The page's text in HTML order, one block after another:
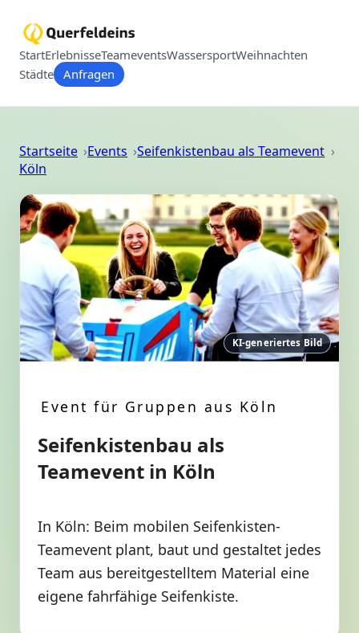
StartErlebnisseTeameventsWassersportWeihnachten
Städte Anfragen
Startseite Events
Seifenkistenbau als Teamevent
Köln
KI-generiertes Bild
Event für Gruppen aus Köln
Seifenkistenbau als
Teamevent in Köln
In Köln: Beim mobilen Seifenkisten-
Teamevent plant, baut und gestaltet jedes
Team aus bereitgestelltem Material eine
eigene fahrfähige Seifenkiste.